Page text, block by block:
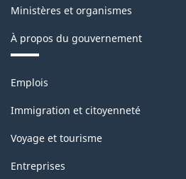
de
la
Ministères et organismes
À propos du gouvernement
Thèmes
sujets
Emplois
Immigration et citoyenneté
Voyage et tourisme
Entreprises